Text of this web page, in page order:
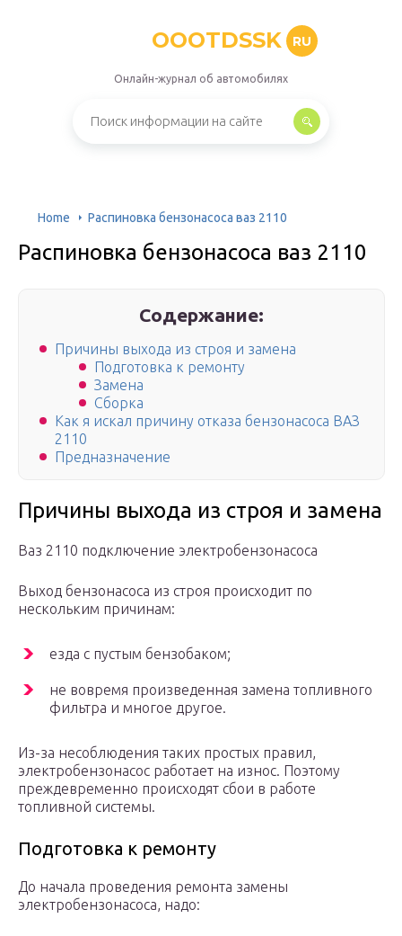
OOOTDSSK RU
Онлайн-журнал об автомобилях
Home Распиновка бензонасоса ваз 2110
Распиновка бензонасоса ваз 2110
Содержание:
Причины выхода из строя и замена
Подготовка к ремонту
Замена
Сборка
Как я искал причину отказа бензонасоса ВАЗ
2110
Предназначение
Причины выхода из строя и замена
Ваз 2110 подключение электробензонасоса
Выход бензонасоса из строя происходит по
нескольким причинам:
езда с пустым бензобаком;
не вовремя произведенная замена топливного
фильтра и многое другое.
Из-за несоблюдения таких простых правил,
электробензонасос работает на износ. Поэтому
преждевременно происходят сбои в работе
топливной системы.
Подготовка к ремонту
До начала проведения ремонта замены
электробензонасоса, надо: